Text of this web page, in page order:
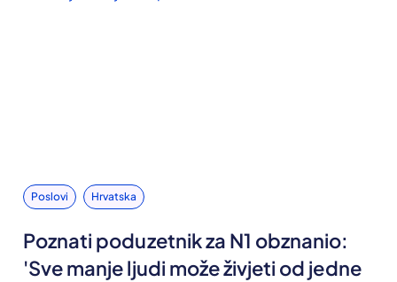
Poslovi Hrvatska
Poznati poduzetnik za N1 obznanio:
'Sve manje ljudi može živjeti od jedne